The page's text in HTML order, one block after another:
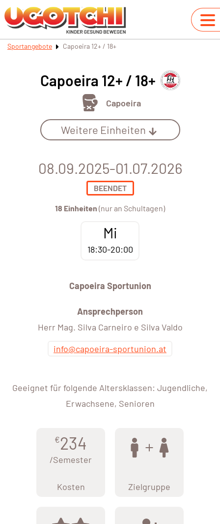
Sportangebote Capoeira 12+ / 18+
Capoeira 12+ / 18+
Capoeira
Weitere Einheiten
08.09.2025-01.07.2026
BEENDET
18 Einheiten (nur an Schultagen)
Mi
18:30-20:00
Capoeira Sportunion
Ansprechperson
Herr Mag. Silva Carneiro e Silva Valdo
info@capoeira-sportunion.at
Geeignet für folgende Altersklassen: Jugendliche,
Erwachsene, Senioren
€234
/Semester
Kosten Zielgruppe